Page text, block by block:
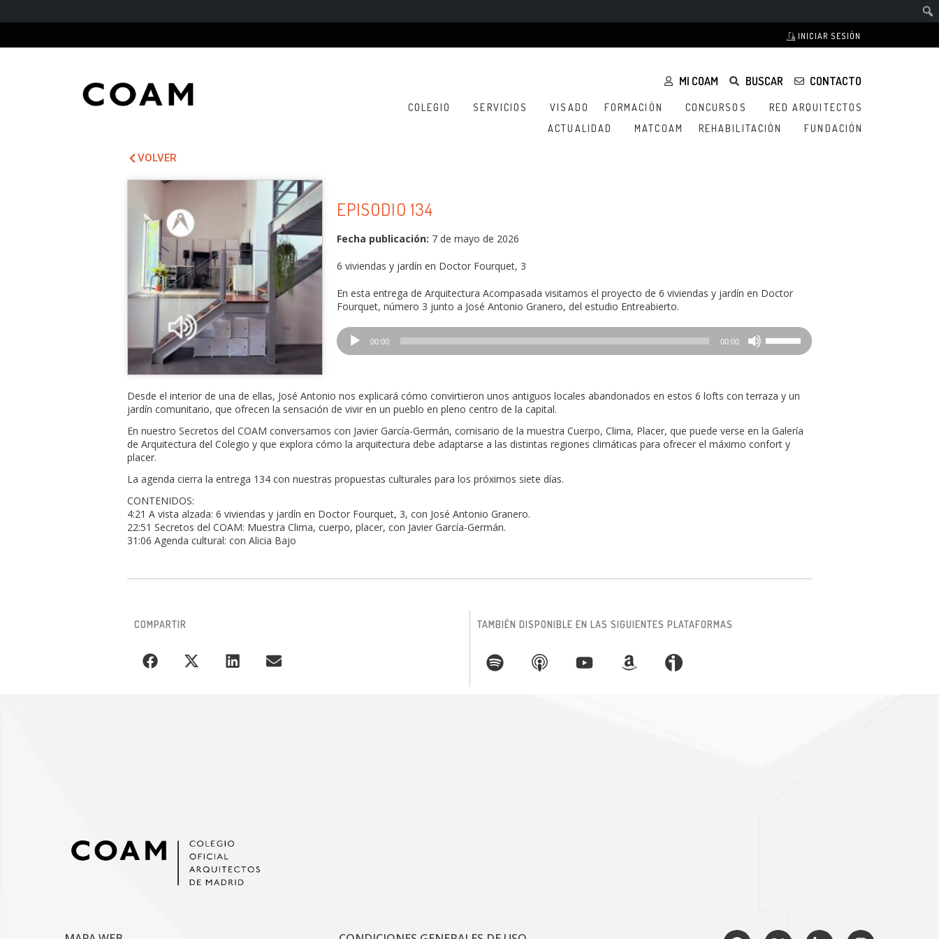
INICIAR SESIÓN
MI COAM BUSCAR CONTACTO
COLEGIO SERVICIOS VISADO FORMACIÓN CONCURSOS
RED ARQUITECTOS
ACTUALIDAD
MATCOAM REHABILITACIÓN FUNDACIÓN
VOLVER
EPISODIO 134
Fecha publicación: 7 de mayo de 2026
6 viviendas y jardín en Doctor Fourquet, 3
En esta entrega de Arquitectura Acompasada visitamos el proyecto de 6 viviendas y jardín en Doctor
Fourquet, número 3 junto a José Antonio Granero, del estudio Entreabierto.
Reproductor
de
audio
00:00 00:00
las
teclas
arriba/abajo
aumentar
o
disminuir
Desde el interior de una de ellas, José Antonio nos explicará cómo convirtieron unos antiguos locales abandonados en estos 6 lofts con terraza y un
jardín comunitario, que ofrecen la sensación de vivir en un pueblo en pleno centro de la capital.
En nuestro Secretos del COAM conversamos con Javier García-Germán, comisario de la muestra Cuerpo, Clima, Placer, que puede verse en la Galería
de Arquitectura del Colegio y que explora cómo la arquitectura debe adaptarse a las distintas regiones climáticas para ofrecer el máximo confort y
placer.
La agenda cierra la entrega 134 con nuestras propuestas culturales para los próximos siete días.
CONTENIDOS:
4:21 A vista alzada: 6 viviendas y jardín en Doctor Fourquet, 3, con José Antonio Granero.
22:51 Secretos del COAM: Muestra Clima, cuerpo, placer, con Javier García-Germán.
31:06 Agenda cultural: con Alicia Bajo
COMPARTIR TAMBIÉN DISPONIBLE EN LAS SIGUIENTES PLATAFORMAS